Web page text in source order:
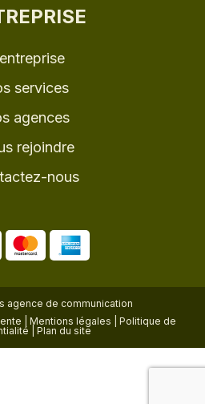
services
agences
rejoindre
nous
agence de communication
Mentions légales
Politique de
Plan du site